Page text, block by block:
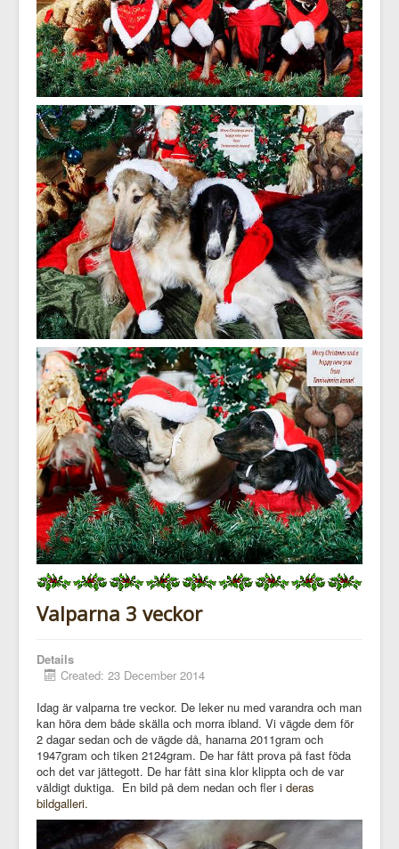
Valparna 3 veckor
Details
Created: 23 December 2014
Idag är valparna tre veckor. De leker nu med varandra och man
kan höra dem både skälla och morra ibland. Vi vägde dem för
2 dagar sedan och de vägde då, hanarna 2011gram och
1947gram och tiken 2124gram. De har fått prova på fast föda
och det var jättegott. De har fått sina klor klippta och de var
väldigt duktiga. En bild på dem nedan och fler i deras
bildgalleri.